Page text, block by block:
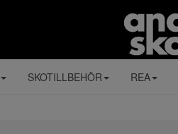
SKOTILLBEHÖR REA